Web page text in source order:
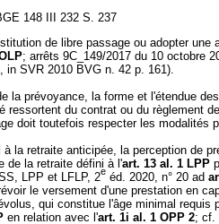
148 III 232 S. 237
de libre passage ou adopter une
; arrêts 9C_149/2017 du 10 octobre
in SVR 2010 BVG n. 42 p. 161).
la prévoyance, la forme et l'étendue
ressortent du contrat ou du règlement
doit toutefois respecter les modalités
la retraite anticipée, la perception de
de la retraite défini à l'art. 13 al. 1 LPP
LPP et LFLP, 2e éd. 2020, n° 20 ad
le versement d'une prestation en
qui constitue l'âge minimal requis
en relation avec l'art. 1i al. 1 OPP 2; cf.